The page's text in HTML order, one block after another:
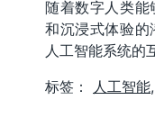
随着数字人类
和沉浸式体验的
人工智能系统的
标签：
人工智能,